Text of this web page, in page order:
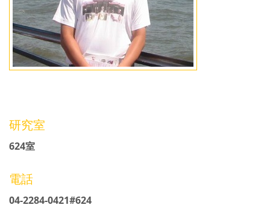
研究室
624室
電話
04-2284-0421#624